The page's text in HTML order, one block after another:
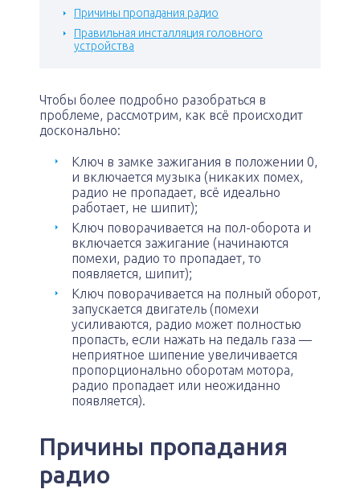
Причины пропадания радио
Правильная инсталляция головного
устройства
Чтобы более подробно разобраться в
проблеме, рассмотрим, как всё происходит
досконально:
Ключ в замке зажигания в положении 0,
и включается музыка (никаких помех,
радио не пропадает, всё идеально
работает, не шипит);
Ключ поворачивается на пол-оборота и
включается зажигание (начинаются
помехи, радио то пропадает, то
появляется, шипит);
Ключ поворачивается на полный оборот,
запускается двигатель (помехи
усиливаются, радио может полностью
пропасть, если нажать на педаль газа —
неприятное шипение увеличивается
пропорционально оборотам мотора,
радио пропадает или неожиданно
появляется).
Причины пропадания
радио